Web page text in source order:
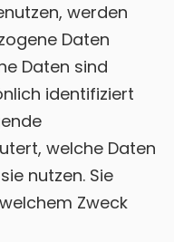
werden
Daten
Daten sind
identifiziert
welche Daten
nutzen. Sie
Zweck